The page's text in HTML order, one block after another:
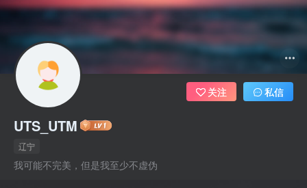
UTS_UTM
辽宁
我可能不完美，但是我至少不虚伪
关注 私信